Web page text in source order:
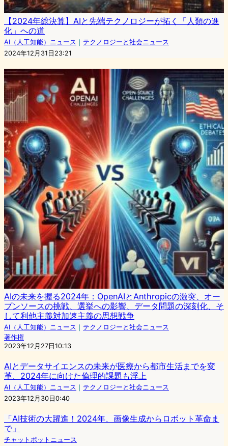
【2024年総決算】AIと先端テクノロジーが拓く「人類の進
化」への道
AI（人工知能）ニュース ｜ テクノロジーと社会ニュース
2024年12月31日23:21
AIの未来を握る2024年：OpenAIとAnthropicの激突、オー
プンソースの挑戦、選挙への影響、データ問題の深刻化、そ
して利他主義対加速主義の思想戦争
AI（人工知能）ニュース ｜ テクノロジーと社会ニュース
著作権
2023年12月27日10:13
AIとデータサイエンスの未来が医療から都市生活までを変
革、2024年に向けた倫理的課題も浮上
AI（人工知能）ニュース ｜ テクノロジーと社会ニュース
2023年12月30日0:40
「AI技術の大躍進！2024年、画像生成からロボット革命ま
で」
チャットボットニュース